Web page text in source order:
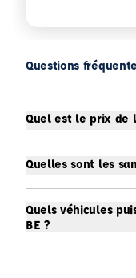
Questions
Quel est le prix de
Quelles sont les
Quels véhicules
BE ?